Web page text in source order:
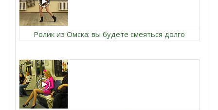
Ролик из Омска: вы будете смеяться долго